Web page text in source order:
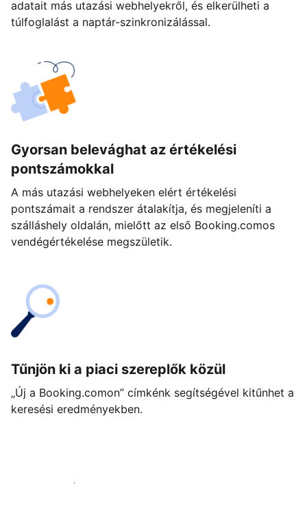
adatait más utazási webhelyekről, és elkerülheti a
túlfoglalást a naptár-szinkronizálással.
Gyorsan belevághat az értékelési
pontszámokkal
A más utazási webhelyeken elért értékelési
pontszámait a rendszer átalakítja, és megjeleníti a
szálláshely oldalán, mielőtt az első Booking.comos
vendégértékelése megszületik.
Tűnjön ki a piaci szereplők közül
„Új a Booking.comon” címkénk segítségével kitűnhet a
keresési eredményekben.
Vágjon bele még ma